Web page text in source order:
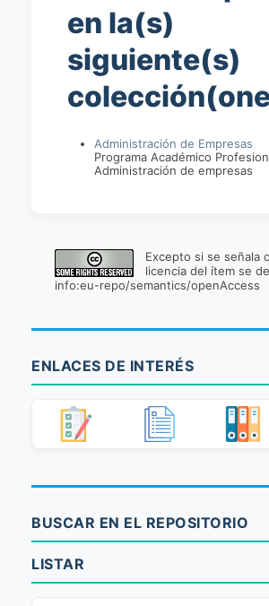
en la(s)
siguiente(s)
Administración de Empresas
Programa Académico
Administración de empresas
Excepto si se señala
licencia del ítem se
info:eu-repo/semantics/openAccess
ENLACES DE INTERÉS
BUSCAR EN EL REPOSITORIO
LISTAR